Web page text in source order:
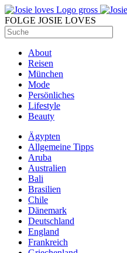
FOLGE JOSIE LOVES
About
Reisen
München
Mode
Persönliches
Lifestyle
Beauty
Ägypten
Allgemeine Tipps
Aruba
Australien
Bali
Brasilien
Chile
Dänemark
Deutschland
England
Frankreich